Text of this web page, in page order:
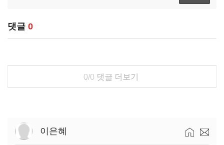
댓글 0
0/0 댓글 더보기
이은혜